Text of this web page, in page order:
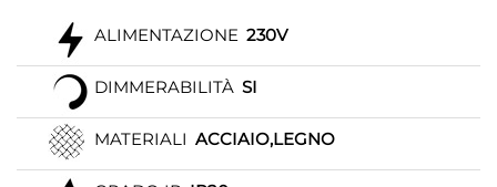
ALIMENTAZIONE 230V
DIMMERABILITÀ SI
MATERIALI ACCIAIO,LEGNO